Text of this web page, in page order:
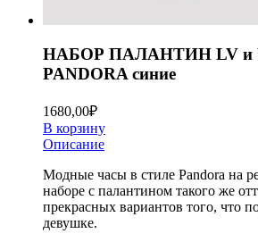
НАБОР ПАЛАНТИН LV
PANDORA синие
1680,00₽
В корзину
Описание
Модные часы в стиле Pandora на
наборе с палантином такого же
прекрасных вариантов того, что
девушке.